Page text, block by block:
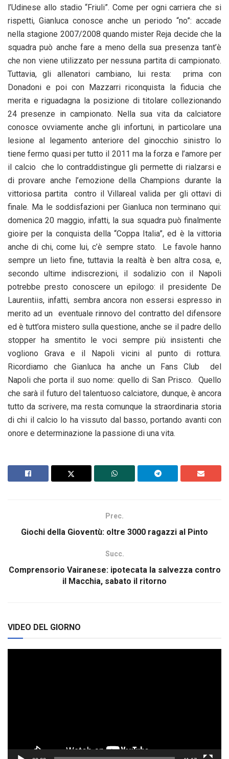
l’Udinese allo stadio “Friuli”. Come per ogni carriera che si
rispetti, Gianluca conosce anche un periodo “no”: accade
nella stagione 2007/2008 quando mister Reja decide che la
squadra può anche fare a meno della sua presenza tant’è
che non viene utilizzato per nessuna partita di campionato.
Tuttavia, gli allenatori cambiano, lui resta: prima con
Donadoni e poi con Mazzarri riconquista la fiducia che
merita e riguadagna la posizione di titolare collezionando
24 presenze in campionato. Nella sua vita da calciatore
conosce ovviamente anche gli infortuni, in particolare una
lesione al legamento anteriore del ginocchio sinistro lo
tiene fermo quasi per tutto il 2011 ma la forza e l’amore per
il calcio che lo contraddistingue gli permette di rialzarsi e
di provare anche l’emozione della Champions durante la
vittoriosa partita contro il Villareal valida per gli ottavi di
finale. Ma le soddisfazioni per Gianluca non terminano qui:
domenica 20 maggio, infatti, la sua squadra può finalmente
gioire per la conquista della “Coppa Italia”, ed è la vittoria
anche di chi, come lui, c’è sempre stato. Le favole hanno
sempre un lieto fine, tuttavia la realtà è ben altra cosa, e,
secondo ultime indiscrezioni, il sodalizio con il Napoli
potrebbe presto conoscere un epilogo: il presidente De
Laurentiis, infatti, sembra ancora non essersi espresso in
merito ad un eventuale rinnovo del contratto del difensore
ed è tutt’ora mistero sulla questione, anche se il padre dello
stopper ha smentito le voci sempre più insistenti che
vogliono Grava e il Napoli vicini al punto di rottura.
Ricordiamo che Gianluca ha anche un Fans Club del
Napoli che porta il suo nome: quello di San Prisco. Quello
che sarà il futuro del talentuoso calciatore, dunque, è ancora
tutto da scrivere, ma resta comunque la straordinaria storia
di chi il calcio lo ha vissuto dal basso, portando avanti con
onore e determinazione la passione di una vita.
Prec.
Giochi della Gioventù: oltre 3000 ragazzi al Pinto
Succ.
Comprensorio Vairanese: ipotecata la salvezza contro
il Macchia, sabato il ritorno
VIDEO DEL GIORNO